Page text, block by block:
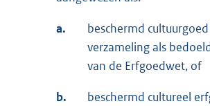
a.
beschermd
verzameling als
van de Erfgoedwet, of
b.
beschermd cultureel